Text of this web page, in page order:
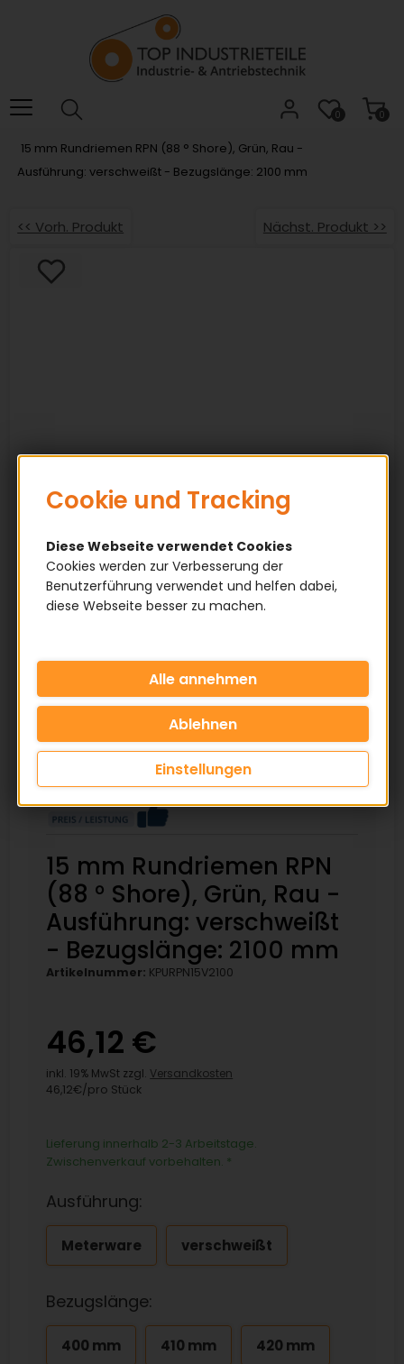
das
Barrierefreiheitsmenü
0
0
15 mm Rundriemen RPN (88 ° Shore), Grün, Rau -
Ausführung: verschweißt - Bezugslänge: 2100 mm
<< Vorh. Produkt Nächst. Produkt >>
15 mm Rundriemen RPN
(88 ° Shore), Grün, Rau -
Ausführung: verschweißt
- Bezugslänge: 2100 mm
Artikelnummer: KPURPN15V2100
46,12 €
inkl. 19% MwSt zzgl. Versandkosten
46,12€/pro Stück
Lieferung innerhalb 2-3 Arbeitstage.
Zwischenverkauf vorbehalten. *
Ausführung:
Meterware verschweißt
Bezugslänge:
400 mm 410 mm 420 mm
Cookie und Tracking
Diese Webseite verwendet Cookies
Cookies werden zur Verbesserung der
Benutzerführung verwendet und helfen dabei,
diese Webseite besser zu machen.
Einstellungen